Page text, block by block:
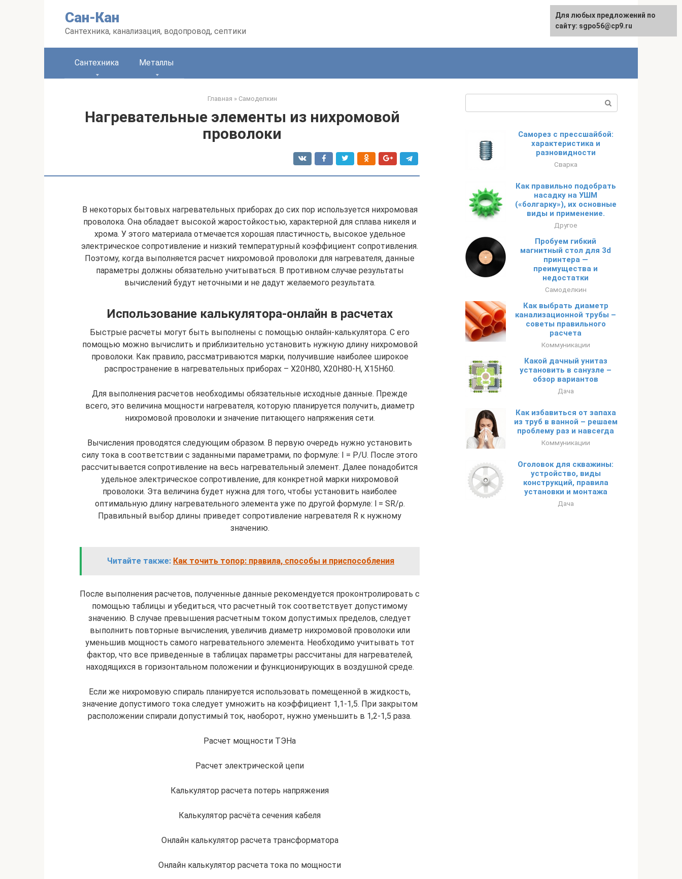
Сан-Кан
Сантехника, канализация, водопровод, септики
English
Сантехника Металлы
Главная » Самоделкин
Нагревательные элементы из нихромовой
проволоки
В некоторых бытовых нагревательных приборах до сих пор используется нихромовая
проволока. Она обладает высокой жаростойкостью, характерной для сплава никеля и
хрома. У этого материала отмечается хорошая пластичность, высокое удельное
электрическое сопротивление и низкий температурный коэффициент сопротивления.
Поэтому, когда выполняется расчет нихромовой проволоки для нагревателя, данные
параметры должны обязательно учитываться. В противном случае результаты
вычислений будут неточными и не дадут желаемого результата.
Использование калькулятора-онлайн в расчетах
Быстрые расчеты могут быть выполнены с помощью онлайн-калькулятора. С его
помощью можно вычислить и приблизительно установить нужную длину нихромовой
проволоки. Как правило, рассматриваются марки, получившие наиболее широкое
распространение в нагревательных приборах – Х20Н80, Х20Н80-Н, Х15Н60.
Для выполнения расчетов необходимы обязательные исходные данные. Прежде
всего, это величина мощности нагревателя, которую планируется получить, диаметр
нихромовой проволоки и значение питающего напряжения сети.
Вычисления проводятся следующим образом. В первую очередь нужно установить
силу тока в соответствии с заданными параметрами, по формуле: I = P/U. После этого
рассчитывается сопротивление на весь нагревательный элемент. Далее понадобится
удельное электрическое сопротивление, для конкретной марки нихромовой
проволоки. Эта величина будет нужна для того, чтобы установить наиболее
оптимальную длину нагревательного элемента уже по другой формуле: l = SR/ρ.
Правильный выбор длины приведет сопротивление нагревателя R к нужному
значению.
Читайте также: Как точить топор: правила, способы и приспособления
После выполнения расчетов, полученные данные рекомендуется проконтролировать с
помощью таблицы и убедиться, что расчетный ток соответствует допустимому
значению. В случае превышения расчетным током допустимых пределов, следует
выполнить повторные вычисления, увеличив диаметр нихромовой проволоки или
уменьшив мощность самого нагревательного элемента. Необходимо учитывать тот
фактор, что все приведенные в таблицах параметры рассчитаны для нагревателей,
находящихся в горизонтальном положении и функционирующих в воздушной среде.
Если же нихромовую спираль планируется использовать помещенной в жидкость,
значение допустимого тока следует умножить на коэффициент 1,1-1,5. При закрытом
расположении спирали допустимый ток, наоборот, нужно уменьшить в 1,2-1,5 раза.
Расчет мощности ТЭНа
Расчет электрической цепи
Калькулятор расчета потерь напряжения
Калькулятор расчёта сечения кабеля
Онлайн калькулятор расчета трансформатора
Онлайн калькулятор расчета тока по мощности
Саморез с прессшайбой:
характеристика и
разновидности
Сварка
Как правильно подобрать
насадку на УШМ
(«болгарку»), их основные
виды и применение.
Другое
Пробуем гибкий
магнитный стол для 3d
принтера —
преимущества и
недостатки
Самоделкин
Как выбрать диаметр
канализационной трубы –
советы правильного
расчета
Коммуникации
Какой дачный унитаз
установить в санузле –
обзор вариантов
Дача
Как избавиться от запаха
из труб в ванной – решаем
проблему раз и навсегда
Коммуникации
Оголовок для скважины:
устройство, виды
конструкций, правила
установки и монтажа
Дача
Для любых предложений по
сайту: sgpo56@cp9.ru